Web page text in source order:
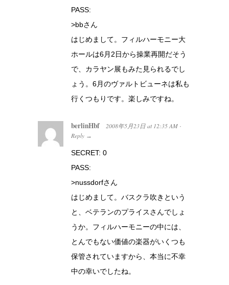
PASS:
>bbさん
はじめまして。フィルハーモニー大
ホールは6月2日から操業再開だそう
で、カラヤン展もみた見られるでし
ょう。6月のヴァルトビューネは私も
行くつもりです。楽しみですね。
berlinHbf 2008年5月23日 at 12:35 AM ·
Reply →
SECRET: 0
PASS:
>nussdorfさん
はじめまして。バスクラ吹きという
と、ベテランのプライスさんでしょ
うか。フィルハーモニーの中には、
とんでもない価値の楽器がいくつも
保管されていますから、本当に不幸
中の幸いでしたね。